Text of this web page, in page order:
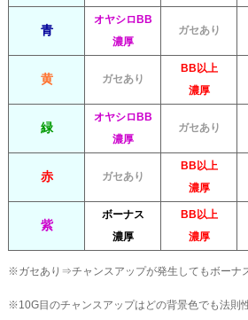
青
オヤシロBB
濃厚
ガセあり
黄 ガセあり
BB以上
濃厚
緑
オヤシロBB
濃厚
ガセあり
赤 ガセあり
BB以上
濃厚
紫
ボーナス
濃厚
BB以上
濃厚
※ガセあり⇒チャンスアップが発生してもボーナ
※10G目のチャンスアップはどの背景色でも法則